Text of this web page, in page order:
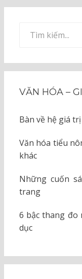
kiếm
VĂN HÓA –
Bàn về hệ giá
Văn hóa tiểu
khác
Những cuốn
trang
6 bậc thang đo
dục